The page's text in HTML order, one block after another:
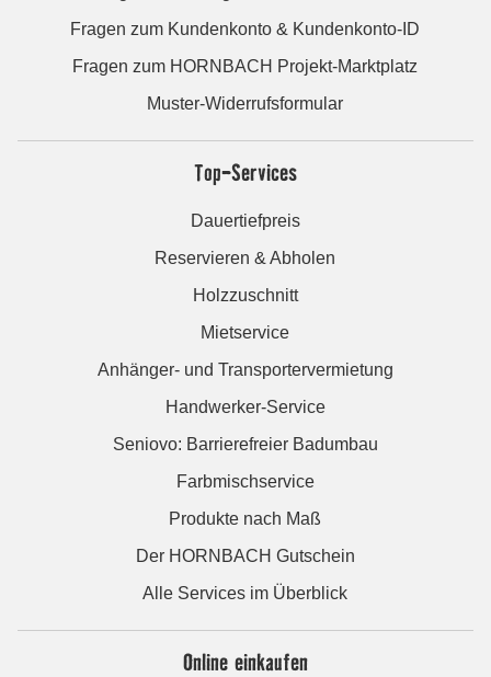
Fragen zum Kundenkonto & Kundenkonto-ID
Fragen zum HORNBACH Projekt-Marktplatz
Muster-Widerrufsformular
Top-Services
Dauertiefpreis
Reservieren & Abholen
Holzzuschnitt
Mietservice
Anhänger- und Transportervermietung
Handwerker-Service
Seniovo: Barrierefreier Badumbau
Farbmischservice
Produkte nach Maß
Der HORNBACH Gutschein
Alle Services im Überblick
Online einkaufen